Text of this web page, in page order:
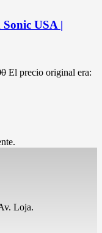
USA |
El precio original era:
Loja.